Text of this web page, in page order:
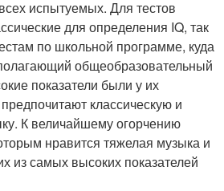
испытуемых. Для тестов
для определения IQ, так
по школьной программе, куда
общеобразовательный
показатели были у их
классическую и
К величайшему огорчению
нравится тяжелая музыка и
из самых высоких показателей